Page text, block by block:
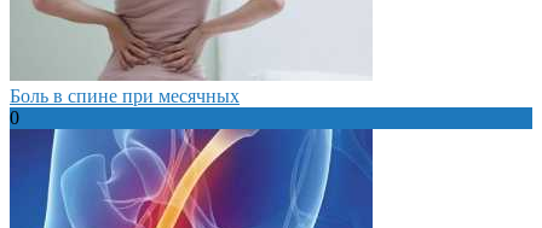
Боль в спине при месячных
0